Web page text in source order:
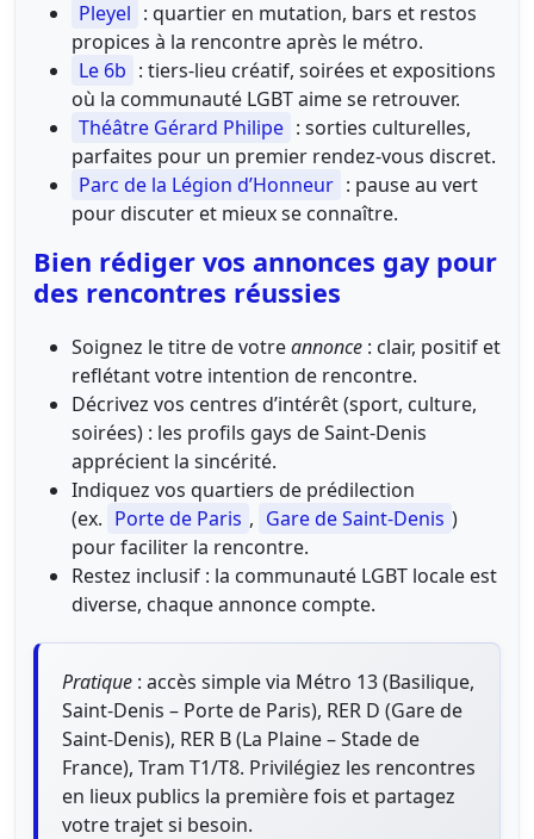
Pleyel : quartier en mutation, bars et restos
propices à la rencontre après le métro.
Le 6b : tiers-lieu créatif, soirées et expositions
où la communauté LGBT aime se retrouver.
Théâtre Gérard Philipe : sorties culturelles,
parfaites pour un premier rendez-vous discret.
Parc de la Légion d’Honneur : pause au vert
pour discuter et mieux se connaître.
Bien rédiger vos annonces gay pour
des rencontres réussies
Soignez le titre de votreannonce : clair, positif et
reflétant votre intention de rencontre.
Décrivez vos centres d’intérêt (sport, culture,
soirées) : les profils gays de Saint-Denis
apprécient la sincérité.
Indiquez vos quartiers de prédilection
(ex. Porte de Paris , Gare de Saint-Denis )
pour faciliter la rencontre.
Restez inclusif : la communauté LGBT locale est
diverse, chaque annonce compte.
Pratique : accès simple via Métro 13 (Basilique,
Saint-Denis – Porte de Paris), RER D (Gare de
Saint-Denis), RER B (La Plaine – Stade de
France), Tram T1/T8. Privilégiez les rencontres
en lieux publics la première fois et partagez
votre trajet si besoin.